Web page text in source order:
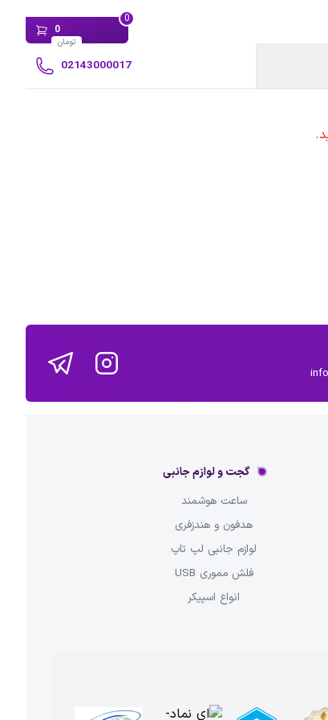
0
0
تومان
02143000017
گجت و لوازم جانبی
ساعت هوشمند
هدفون و هندزفری
لوازم جانبی لپ تاپ
فلش مموری USB
انواع اسپیکر